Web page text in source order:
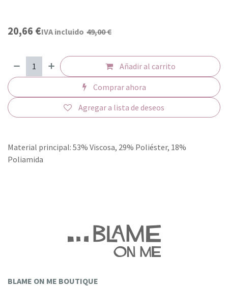
20,66 €IVA incluido 49,00€
Añadir al carrito
Comprar ahora
Agregar a lista de deseos
Material principal: 53% Viscosa, 29% Poliéster, 18%
Poliamida
BLAME ON ME BOUTIQUE